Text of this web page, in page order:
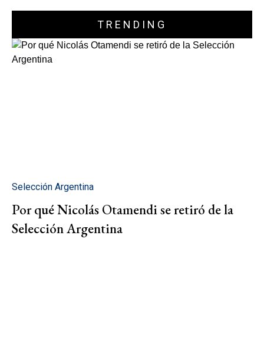
TRENDING
Selección Argentina
Por qué Nicolás Otamendi se retiró de la
Selección Argentina